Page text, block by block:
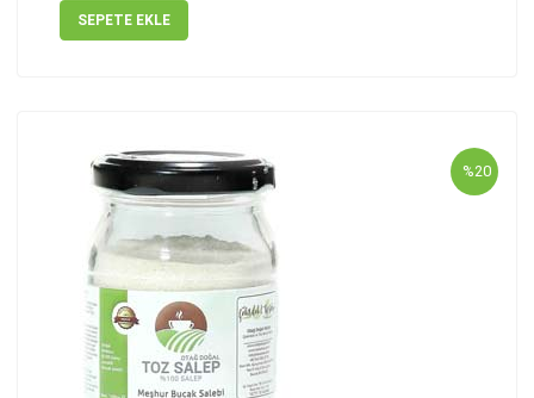
SEPETE EKLE
%20